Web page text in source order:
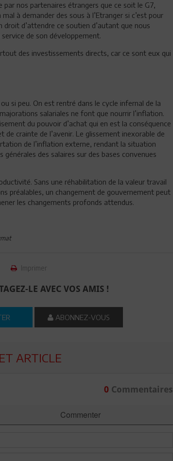
nos partenaires étrangers que ce soit le G7,
à demander des sous à l’Etranger si c’est pour
d’attendre ce soutien d’autant que nous
service de son développement.
des investissements directs, car ce sont eux qui
si peu. On est rentré dans le cycle infernal de la
salariales ne font que nourrir l’inflation.
du pouvoir d’achat qui en est la conséquence
crainte de l’avenir. Le glissement inexorable de
de l’inflation externe, rendant la situation
des salaires sur des bases convenues
Sans une réhabilitation de la valeur travail
préalables, un changement de gouvernement peut
les changements profonds attendus.
Imprimer
LE AVEC VOS AMIS !
ABONNEZ-VOUS
ARTICLE
0Commentaires
Commenter